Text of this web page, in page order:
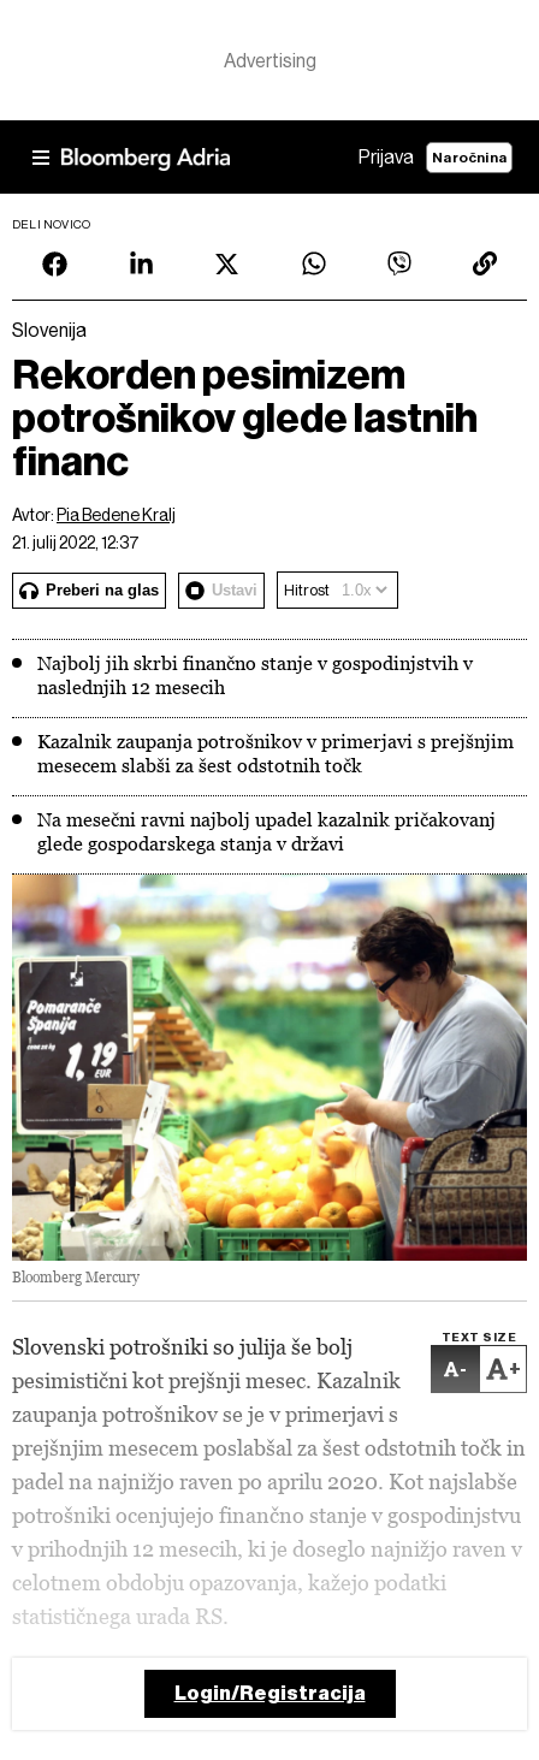
Prijava Naročnina
DELI NOVICO
Slovenija
Rekorden pesimizem
potrošnikov glede lastnih
financ
Avtor: Pia Bedene Kralj
21. julij 2022, 12:37
Preberi na glas Ustavi Hitrost
Najbolj jih skrbi finančno stanje v gospodinjstvih v
naslednjih 12 mesecih
Kazalnik zaupanja potrošnikov v primerjavi s prejšnjim
mesecem slabši za šest odstotnih točk
Na mesečni ravni najbolj upadel kazalnik pričakovanj
glede gospodarskega stanja v državi
Bloomberg Mercury
TEXT SIZE
- +
Slovenski potrošniki so julija še bolj
pesimistični kot prejšnji mesec. Kazalnik
zaupanja potrošnikov se je v primerjavi s
prejšnjim mesecem poslabšal za šest odstotnih točk in
padel na najnižjo raven po aprilu 2020. Kot najslabše
potrošniki ocenjujejo finančno stanje v gospodinjstvu
v prihodnjih 12 mesecih, ki je doseglo najnižjo raven v
celotnem obdobju opazovanja, kažejo podatki
statističnega urada RS.
Login/Registracija